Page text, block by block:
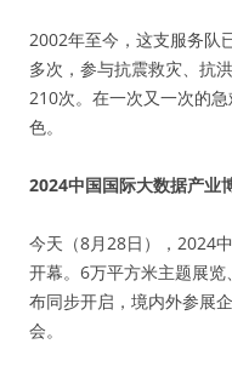
2002年至今，这支服务队
多次，参与抗震救灾、抗
210次。在一次又一次的
色。
2024中国国际大数据产业
今天（8月28日），2024
开幕。6万平方米主题展
布同步开启，境内外参展
会。